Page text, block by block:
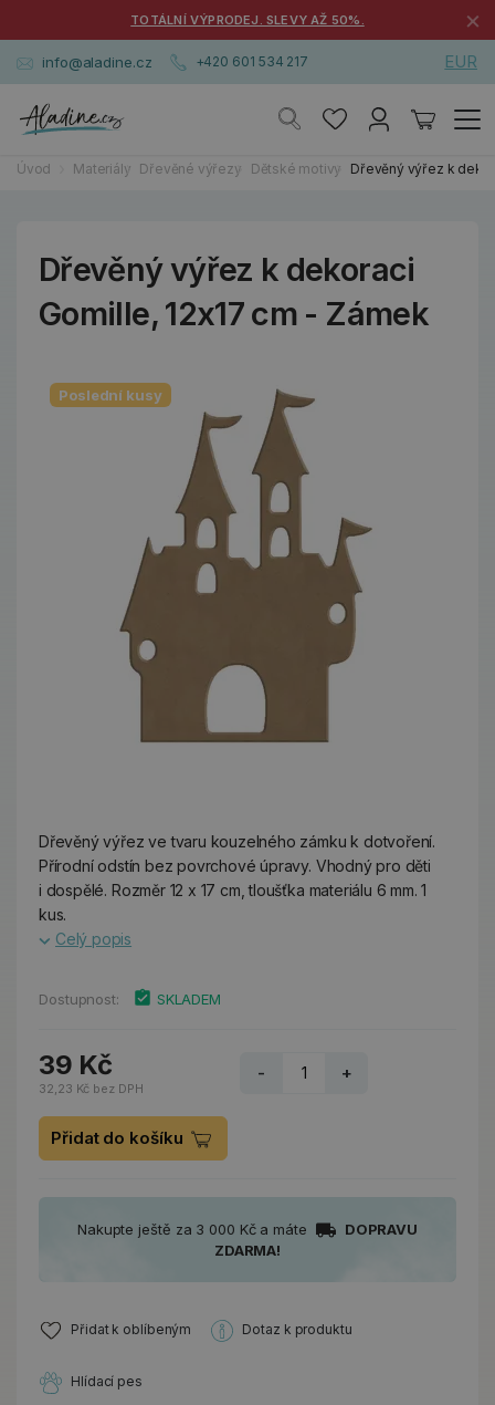
TOTÁLNÍ VÝPRODEJ. SLEVY AŽ 50%. ×
info@aladine.cz +420 601 534 217 EUR
Úvod Materiály Dřevěné výřezy Dětské motivy Dřevěný výřez k
Dřevěný výřez k dekoraci
Gomille, 12x17 cm - Zámek
Poslední kusy
Dřevěný výřez ve tvaru kouzelného zámku k dotvoření.
Přírodní odstín bez povrchové úpravy. Vhodný pro děti
i dospělé. Rozměr 12 x 17 cm, tloušťka materiálu 6 mm. 1
kus.
Celý popis
Dostupnost: SKLADEM
39 Kč
32,23 Kč bez DPH
- +
Přidat do košíku
Nakupte ještě za 3 000 Kč a máte
DOPRAVU
ZDARMA!
Přidat k oblíbeným Dotaz k produktu
Hlídací pes